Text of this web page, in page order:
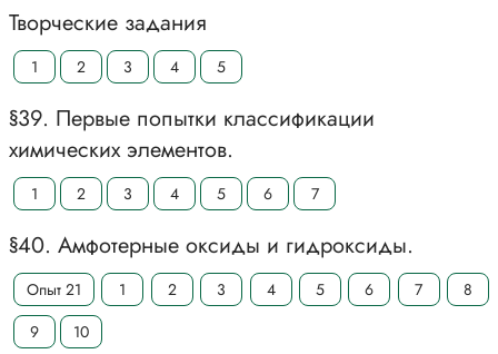
Творческие задания
1 2 3 4 5
§39. Первые попытки классификации
химических элементов.
1 2 3 4 5 6 7
§40. Амфотерные оксиды и гидроксиды.
Опыт 21 1 2 3 4 5 6 7
8
9
10